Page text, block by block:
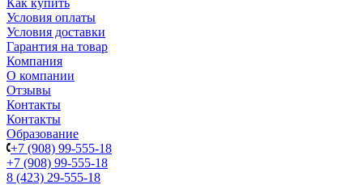
Как купить
Условия оплаты
Условия доставки
Гарантия на товар
Компания
О компании
Отзывы
Контакты
Контакты
Образование
+7 (908) 99-555-18
+7 (908) 99-555-18
8 (423) 29-555-18